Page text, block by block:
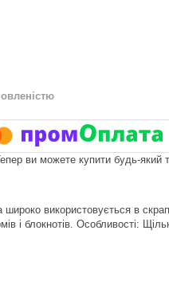
ви можете купити будь-який
використовується в
і блокнотів. Особливості: